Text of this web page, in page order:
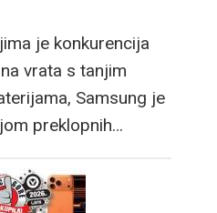
je konkurencija
vrata s tanjim
Samsung je
preklopnih…